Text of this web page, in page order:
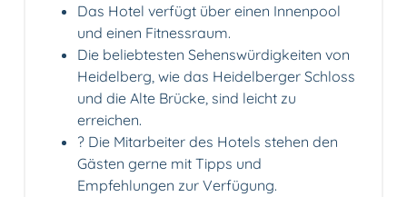
Das Hotel verfügt über einen Innenpool
und einen Fitnessraum.
Die beliebtesten Sehenswürdigkeiten von
Heidelberg, wie das Heidelberger Schloss
und die Alte Brücke, sind leicht zu
erreichen.
?️ Die Mitarbeiter des Hotels stehen den
Gästen gerne mit Tipps und
Empfehlungen zur Verfügung.